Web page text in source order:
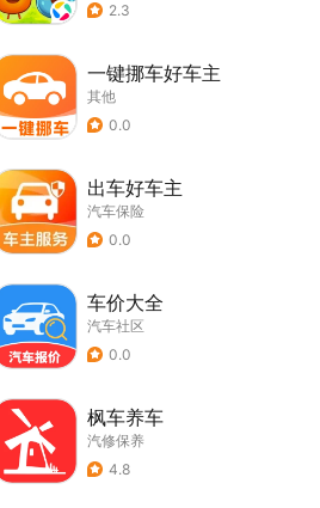
2.3
一键挪车好车主
其他
0.0
出车好车主
汽车保险
0.0
车价大全
汽车社区
0.0
枫车养车
汽修保养
4.8